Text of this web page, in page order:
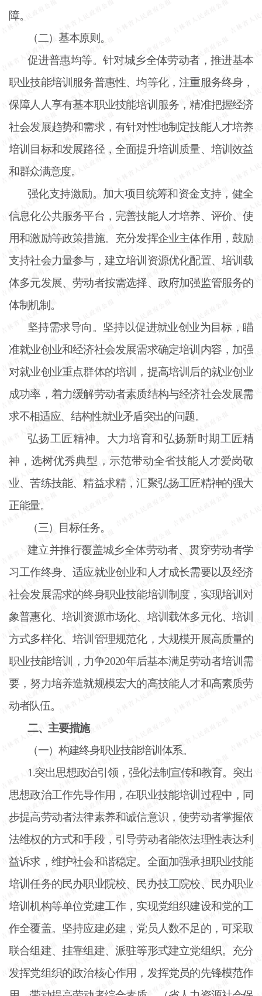
障。
（二）基本原则。
促进普惠均等。针对城乡全体劳动者，推进基本
职业技能培训服务普惠性、均等化，注重服务终身，
保障人人享有基本职业技能培训服务，精准把握经济
社会发展趋势和需求，有针对性地制定技能人才培养
培训目标和发展路径，全面提升培训质量、培训效益
和群众满意度。
强化支持激励。加大项目统筹和资金支持，健全
信息化公共服务平台，完善技能人才培养、评价、使
用和激励等政策措施。充分发挥企业主体作用，鼓励
支持社会力量参与，建立培训资源优化配置、培训载
体多元发展、劳动者按需选择、政府加强监管服务的
体制机制。
坚持需求导向。坚持以促进就业创业为目标，瞄
准就业创业和经济社会发展需求确定培训内容，加强
对就业创业重点群体的培训，提高培训后的就业创业
成功率，着力缓解劳动者素质结构与经济社会发展需
求不相适应、结构性就业矛盾突出的问题。
弘扬工匠精神。大力培育和弘扬新时期工匠精
神，选树优秀典型，示范带动全省技能人才爱岗敬
业、苦练技能、精益求精，汇聚弘扬工匠精神的强大
正能量。
（三）目标任务。
建立并推行覆盖城乡全体劳动者、贯穿劳动者学
习工作终身、适应就业创业和人才成长需要以及经济
社会发展需求的终身职业技能培训制度，实现培训对
象普惠化、培训资源市场化、培训载体多元化、培训
方式多样化、培训管理规范化，大规模开展高质量的
职业技能培训，力争2020年后基本满足劳动者培训需
要，努力培养造就规模宏大的高技能人才和高素质劳
动者队伍。
二、主要措施
（一）构建终身职业技能培训体系。
1.突出思想政治引领，强化法制宣传和教育。突出
思想政治工作先导作用，在职业技能培训过程中，同
步提高劳动者法律素养和诚信意识，使劳动者掌握依
法维权的方式和手段，引导劳动者能依法理性表达利
益诉求，维护社会和谐稳定。全面加强承担职业技能
培训任务的民办职业院校、民办技工院校、民办职业
培训机构等单位党建工作，实现党组织建设和党的工
作全覆盖。坚持应建必建，党员人数不足的，可采取
联合组建、挂靠组建、派驻等形式建立党组织。充分
发挥党组织的政治核心作用，发挥党员的先锋模范作